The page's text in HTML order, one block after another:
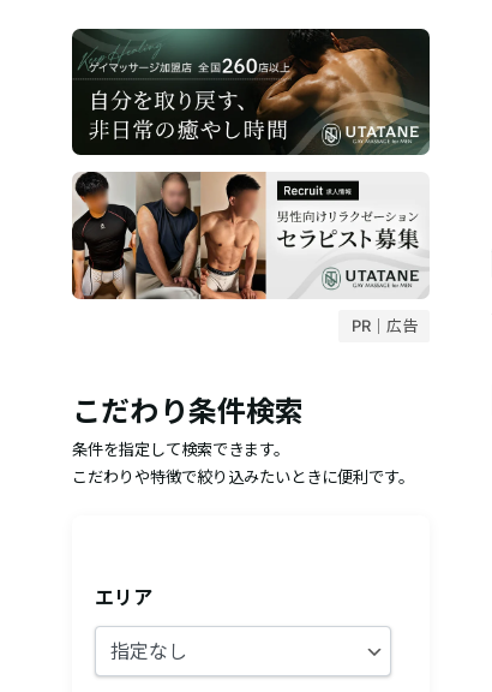
PR｜広告
こだわり条件検索
条件を指定して検索できます。
こだわりや特徴で絞り込みたいときに便利です。
エリア